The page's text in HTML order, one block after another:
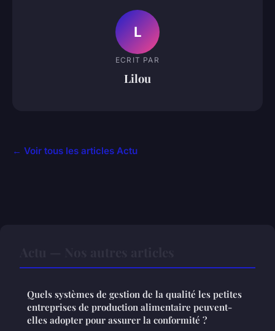
L
ECRIT PAR
Lilou
← Voir tous les articles Actu
Quels systèmes de gestion de la qualité les petites
entreprises de production alimentaire peuvent-
elles adopter pour assurer la conformité ?